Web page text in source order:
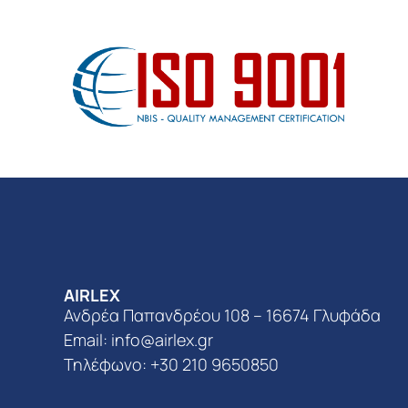
AIRLEX
Ανδρέα Παπανδρέου 108 – 16674 Γλυφάδα
Email: info@airlex.gr
Τηλέφωνο: +30 210 9650850